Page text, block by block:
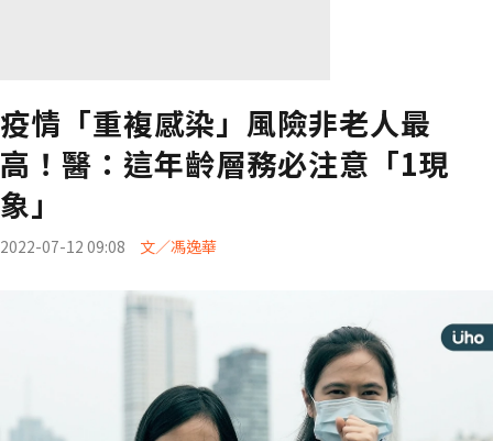
疫情「重複感染」風險非老人最
高！醫：這年齡層務必注意「1現
象」
2022-07-12 09:08 文／馮逸華